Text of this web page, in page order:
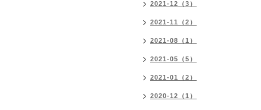
2021-12（3）
2021-11（2）
2021-08（1）
2021-05（5）
2021-01（2）
2020-12（1）